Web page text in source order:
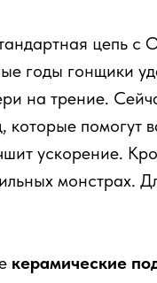
цепь с
годы гонщики
на трение.
которые помогут
ускорение.
монстрах.
керамические